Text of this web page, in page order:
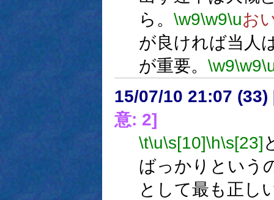
ら。 \w9\w9\uお
が良ければ当人
が重要。 \w9\w9
15/07/10 21:07 (33)
意: 2]
\t\u\s[10]\h\s[23]
ばっかりという
として最も正し